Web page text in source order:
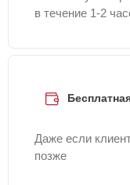
в течение 1-2
Даже если
позже